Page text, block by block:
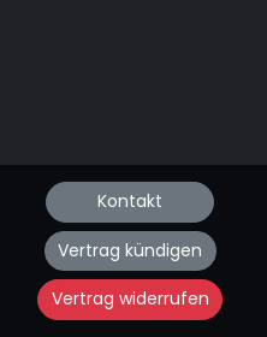
Kontakt
Vertrag kündigen
Vertrag widerrufen